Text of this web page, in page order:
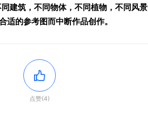
建筑，不同物体，不同植物，不同风
的参考图而中断作品创作。
点赞(4)